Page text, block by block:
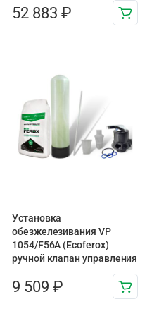
52 883 ₽
Установка
обезжелезивания VP
1054/F56A (Ecoferox)
ручной клапан управления
9 509 ₽